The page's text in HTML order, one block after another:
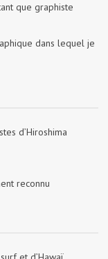
que graphiste
dans lequel je
d’Hiroshima
reconnu